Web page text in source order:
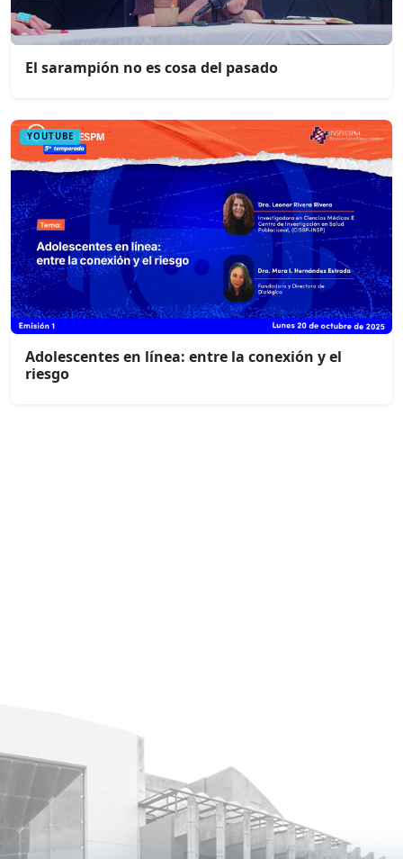
El sarampión no es cosa del pasado
YOUTUBE
Adolescentes en línea: entre la conexión y el
riesgo